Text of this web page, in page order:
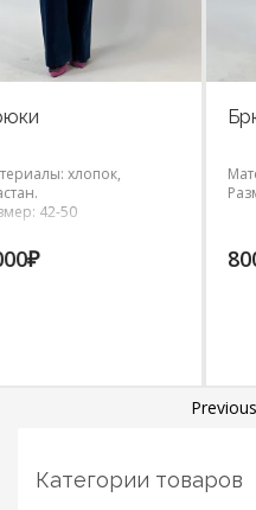
Материалы: хлопок-100%.
Previous
Категории товаров